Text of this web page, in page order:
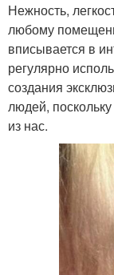
Нежность,
любому
вписывается в
регулярно
создания
людей,
из нас.